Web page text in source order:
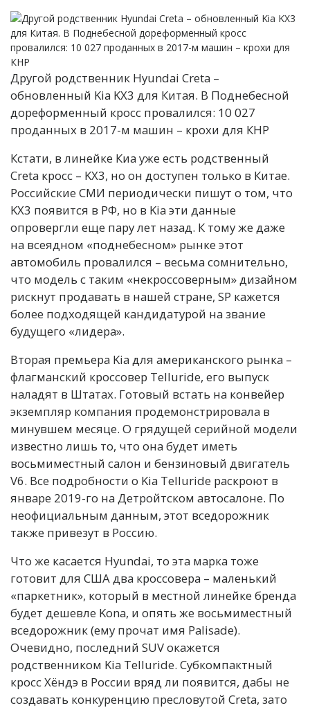
Другой родственник Hyundai Creta –
обновленный Kia KX3 для Китая. В Поднебесной
дореформенный кросс провалился: 10 027
проданных в 2017-м машин – крохи для КНР
Кстати, в линейке Киа уже есть родственный
Creta кросс – KX3, но он доступен только в Китае.
Российские СМИ периодически пишут о том, что
KX3 появится в РФ, но в Kia эти данные
опровергли еще пару лет назад. К тому же даже
на всеядном «поднебесном» рынке этот
автомобиль провалился – весьма сомнительно,
что модель с таким «некроссоверным» дизайном
рискнут продавать в нашей стране, SP кажется
более подходящей кандидатурой на звание
будущего «лидера».
Вторая премьера Kia для американского рынка –
флагманский кроссовер Telluride, его выпуск
наладят в Штатах. Готовый встать на конвейер
экземпляр компания продемонстрировала в
минувшем месяце. О грядущей серийной модели
известно лишь то, что она будет иметь
восьмиместный салон и бензиновый двигатель
V6. Все подробности о Kia Telluride раскроют в
январе 2019-го на Детройтском автосалоне. По
неофициальным данным, этот вседорожник
также привезут в Россию.
Что же касается Hyundai, то эта марка тоже
готовит для США два кроссовера – маленький
«паркетник», который в местной линейке бренда
будет дешевле Kona, и опять же восьмиместный
вседорожник (ему прочат имя Palisade).
Очевидно, последний SUV окажется
родственником Kia Telluride. Субкомпактный
кросс Хёндэ в России вряд ли появится, дабы не
создавать конкуренцию пресловутой Creta, зато